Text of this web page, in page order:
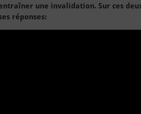
une invalidation. Sur ces
réponses: